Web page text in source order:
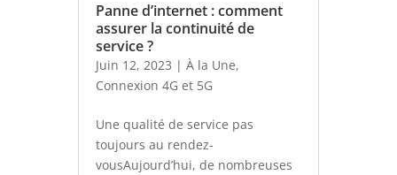
Panne d’internet : comment
assurer la continuité de
service ?
Juin 12, 2023 | À la Une,
Connexion 4G et 5G
Une qualité de service pas
toujours au rendez-
vousAujourd’hui, de nombreuses